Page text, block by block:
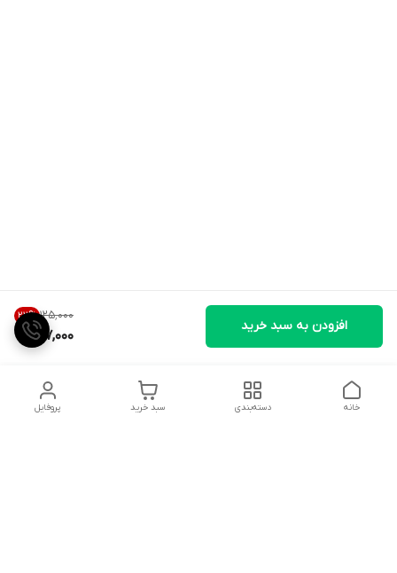
۱۲۵٬۰۰۰ 22%
97,000
افزودن به سبد خرید
پروفایل سبد خرید دسته‌بندی خانه